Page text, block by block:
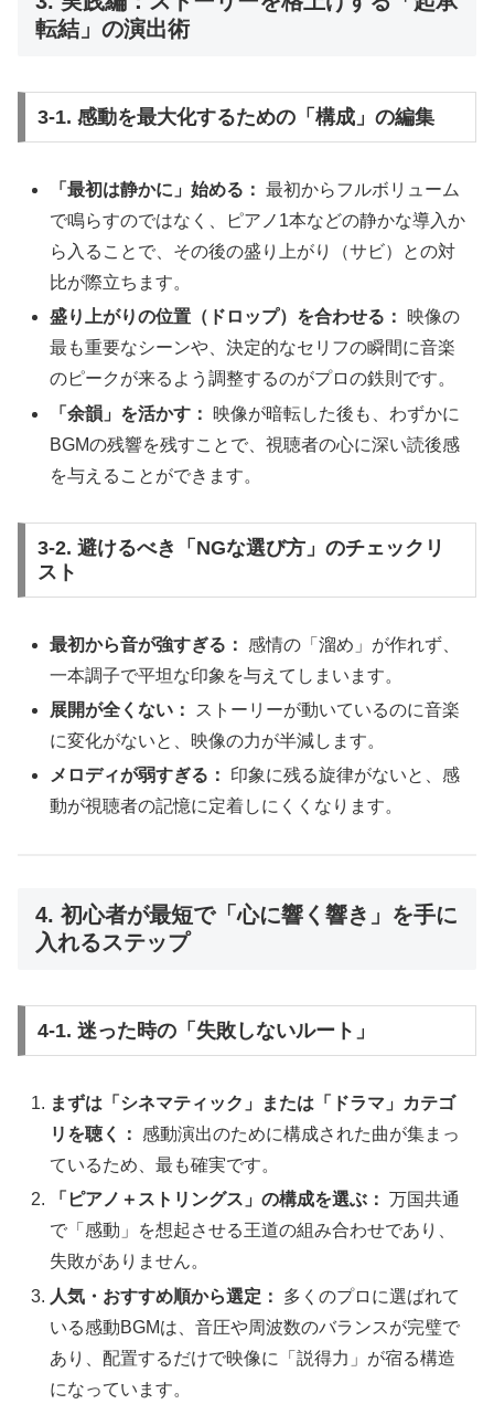
転結」の演出術
3-1. 感動を最大化するための「構成」の編集
「最初は静かに」始める： 最初からフルボリューム
で鳴らすのではなく、ピアノ1本などの静かな導入か
ら入ることで、その後の盛り上がり（サビ）との対
比が際立ちます。
盛り上がりの位置（ドロップ）を合わせる：
映像の
最も重要なシーンや、決定的なセリフの瞬間に音楽
のピークが来るよう調整するのがプロの鉄則です。
「余韻」を活かす：
映像が暗転した後も、わずかに
BGMの残響を残すことで、視聴者の心に深い読後感
を与えることができます。
3-2. 避けるべき「NGな選び方」のチェックリ
スト
最初から音が強すぎる： 感情の「溜め」が作れず、
一本調子で平坦な印象を与えてしまいます。
展開が全くない：
ストーリーが動いているのに音楽
に変化がないと、映像の力が半減します。
メロディが弱すぎる：
印象に残る旋律がないと、感
動が視聴者の記憶に定着しにくくなります。
4. 初心者が最短で「心に響く響き」を手に
入れるステップ
4-1. 迷った時の「失敗しないルート」
まずは「シネマティック」または「ドラマ」カテゴ
リを聴く： 感動演出のために構成された曲が集まっ
ているため、最も確実です。
「ピアノ＋ストリングス」の構成を選ぶ： 万国共通
で「感動」を想起させる王道の組み合わせであり、
失敗がありません。
人気・おすすめ順から選定：
多くのプロに選ばれて
いる感動BGMは、音圧や周波数のバランスが完璧で
あり、配置するだけで映像に「説得力」が宿る構造
になっています。